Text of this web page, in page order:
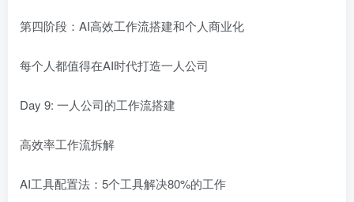
第四阶段：AI高效工作流搭建和个人商业化
每个人都值得在AI时代打造一人公司
Day 9: 一人公司的工作流搭建
高效率工作流拆解
AI工具配置法：5个工具解决80%的工作